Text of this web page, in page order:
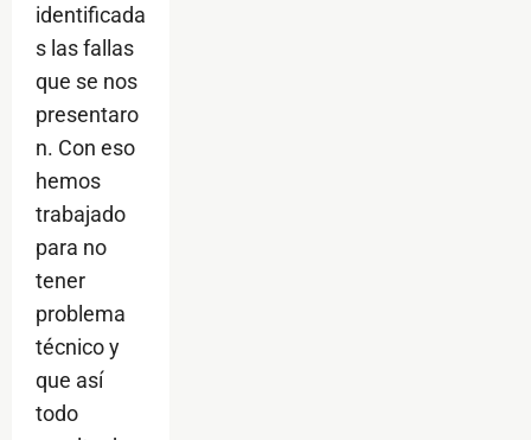
identificada
s las fallas
que se nos
presentaro
n. Con eso
hemos
trabajado
para no
tener
problema
técnico y
que así
todo